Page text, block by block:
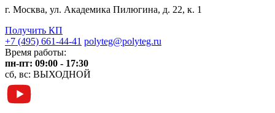
г. Москва, ул. Академика Пилюгина, д. 22, к. 1
Получить КП
+7 (495) 661-44-41 polyteg@polyteg.ru
Время работы:
пн-пт: 09:00 - 17:30
сб, вс: ВЫХОДНОЙ